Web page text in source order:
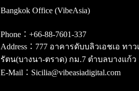
Bangkok Office (VibeAsia)
Phone：+66-88-7601-337
Address：777 อาคารดับบลิวเอชเอ ท
รัตน(บางนา-ตราด) กม.7 ตำบลบางแก้
E-Mail：Sicilia@vibeasiadigital.com